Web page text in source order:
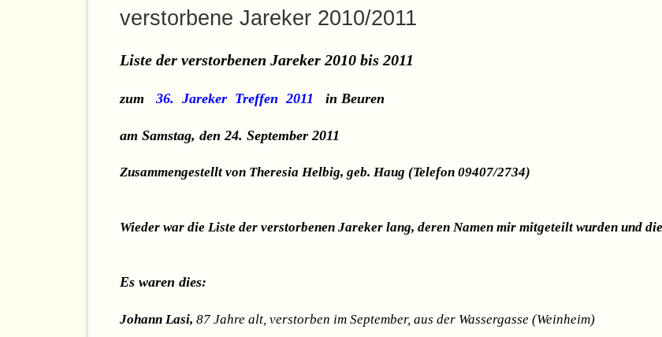
verstorbene Jareker 2010/2011
Liste der verstorbenen Jareker 2010 bis 2011
zum 36. Jareker Treffen 2011 in Beuren
am Samstag, den 24. September 2011
Zusammengestellt von Theresia Helbig, geb. Haug (Telefon 09407/2734)
Wieder war die Liste der verstorbenen Jareker lang, deren Namen mir mitgeteilt wurden und
Es waren dies:
Johann Lasi, 87 Jahre alt, verstorben im September, aus der Wassergasse (Weinheim)